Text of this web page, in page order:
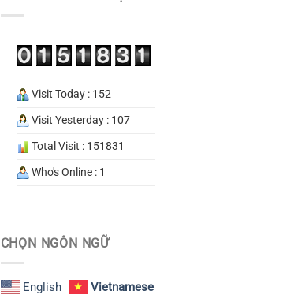
Visit Today : 152
Visit Yesterday : 107
Total Visit : 151831
Who's Online : 1
CHỌN NGÔN NGỮ
English Vietnamese